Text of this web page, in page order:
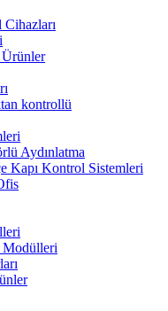
kontrollü
Aydınlatma
Kapı Kontrol Sistemleri
Modülleri